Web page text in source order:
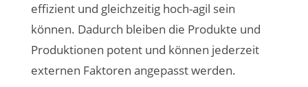
effizient und gleichzeitig hoch-agil sein
können. Dadurch bleiben die Produkte und
Produktionen potent und können jederzeit
externen Faktoren angepasst werden.